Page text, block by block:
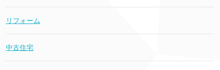
リフォーム
中古住宅